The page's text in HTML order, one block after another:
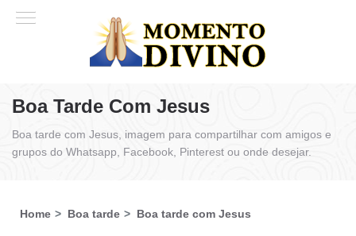
Boa Tarde Com Jesus
Boa tarde com Jesus, imagem para compartilhar com amigos e
grupos do Whatsapp, Facebook, Pinterest ou onde desejar.
Home Boa tarde Boa tarde com Jesus